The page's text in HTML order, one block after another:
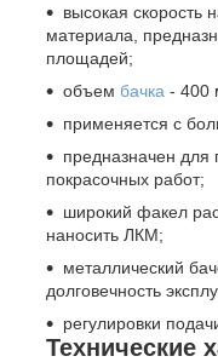
высокая скорость
материала,
площадей;
объем бачка - 400
применяется с
предназначен для
покрасочных работ;
широкий факел
наносить ЛКМ;
металлический
долговечность
регулировки
Технические